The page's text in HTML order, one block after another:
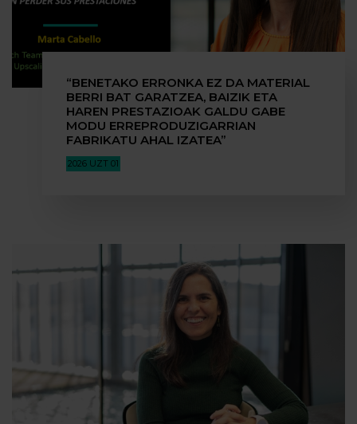
“BENETAKO ERRONKA EZ DA MATERIAL
BERRI BAT GARATZEA, BAIZIK ETA
HAREN PRESTAZIOAK GALDU GABE
MODU ERREPRODUZIGARRIAN
FABRIKATU AHAL IZATEA”
2026 UZT 01